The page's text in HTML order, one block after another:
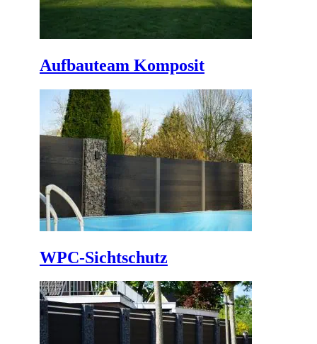
Aufbauteam Komposit
WPC-Sichtschutz